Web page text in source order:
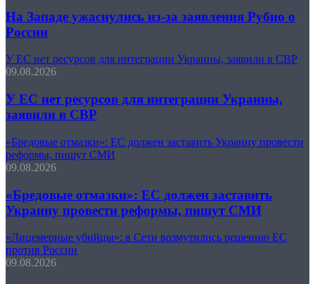
На Западе ужаснулись из-за заявления Рубио о
России
У ЕС нет ресурсов для интеграции Украины, заявили в СВР
09.08.2026
У ЕС нет ресурсов для интеграции Украины,
заявили в СВР
«Бредовые отмазки»: ЕС должен заставить Украину провести
реформы, пишут СМИ
09.08.2026
«Бредовые отмазки»: ЕС должен заставить
Украину провести реформы, пишут СМИ
«Лицемерные убийцы»: в Сети возмутились решению ЕС
против России
09.08.2026